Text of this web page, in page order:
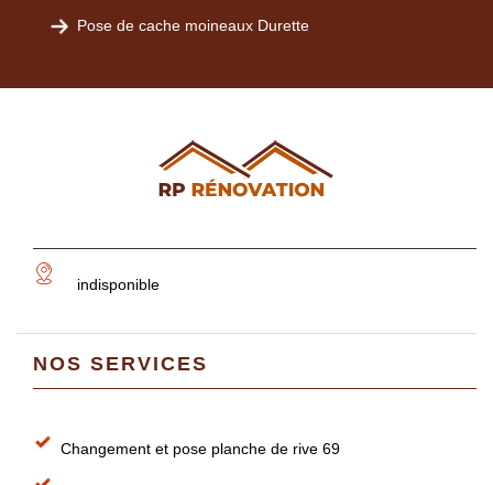
Pose de cache moineaux Durette
indisponible
NOS SERVICES
Changement et pose planche de rive 69